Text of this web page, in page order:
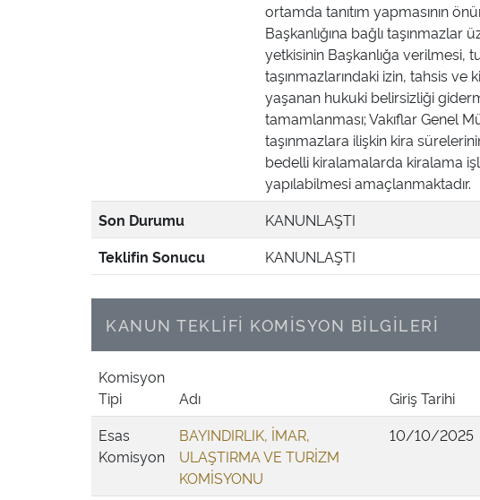
ortamda tanıtım yapmasının
Başkanlığına bağlı taşınmazlar
yetkisinin Başkanlığa verilmesi,
taşınmazlarındaki izin, tahsis ve
yaşanan hukuki belirsizliği
tamamlanması; Vakıflar Genel
taşınmazlara ilişkin kira
bedelli kiralamalarda kiralama
yapılabilmesi amaçlanmaktadır.
Son Durumu
KANUNLAŞTI
Teklifin Sonucu
KANUNLAŞTI
KANUN TEKLİFİ KOMİSYON BİLGİLERİ
Komisyon
Tipi
Adı Giriş Tarihi
Esas
Komisyon
BAYINDIRLIK, İMAR,
ULAŞTIRMA VE TURİZM
KOMİSYONU
10/10/2025